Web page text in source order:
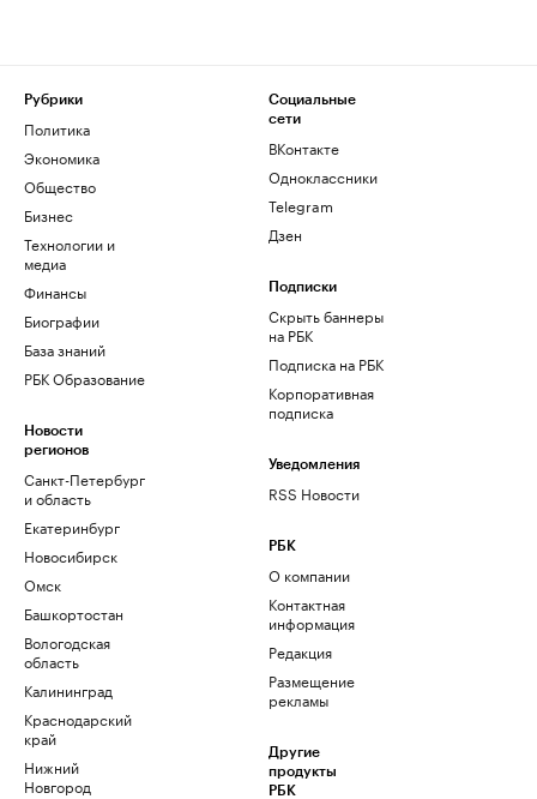
Рубрики
Политика
Экономика
Общество
Бизнес
Технологии и
медиа
Финансы
Биографии
База знаний
РБК Образование
Новости
регионов
Санкт-Петербург
и область
Екатеринбург
Новосибирск
Омск
Башкортостан
Вологодская
область
Калининград
Краснодарский
край
Нижний
Новгород
Социальные
сети
ВКонтакте
Одноклассники
Telegram
Дзен
Подписки
Скрыть баннеры
на РБК
Подписка на РБК
Корпоративная
подписка
Уведомления
RSS Новости
РБК
О компании
Контактная
информация
Редакция
Размещение
рекламы
Другие
продукты
РБК